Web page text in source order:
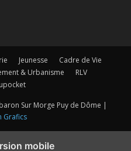
Jeunesse
Cadre de Vie
& Urbanisme
RLV
Sur Morge Puy de Dôme |
Grafics
mobile